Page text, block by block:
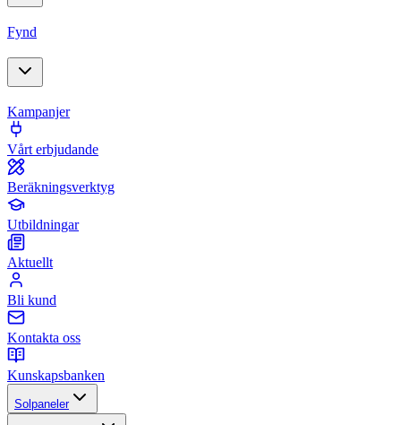
Fynd
Kampanjer
Vårt erbjudande
Beräkningsverktyg
Utbildningar
Aktuellt
Bli kund
Kontakta oss
Kunskapsbanken
Solpaneler